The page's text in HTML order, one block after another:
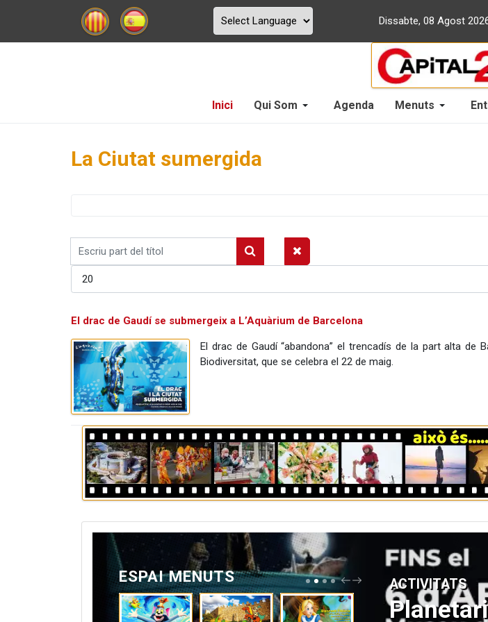
Dissabte, 08 Agost
Inici Qui Som Agenda Menuts
La Ciutat sumergida
Escriu
del
títol
Mostrar #
El drac de Gaudí se submergeix a L’Aquàrium de Barcelona
El drac de Gaudí “abandona” el trencadís de la part alta
Biodiversitat, que se celebra el 22 de maig.
ACTIVITATS
Planetari
ESPAI MENUTS
P
E
V
N